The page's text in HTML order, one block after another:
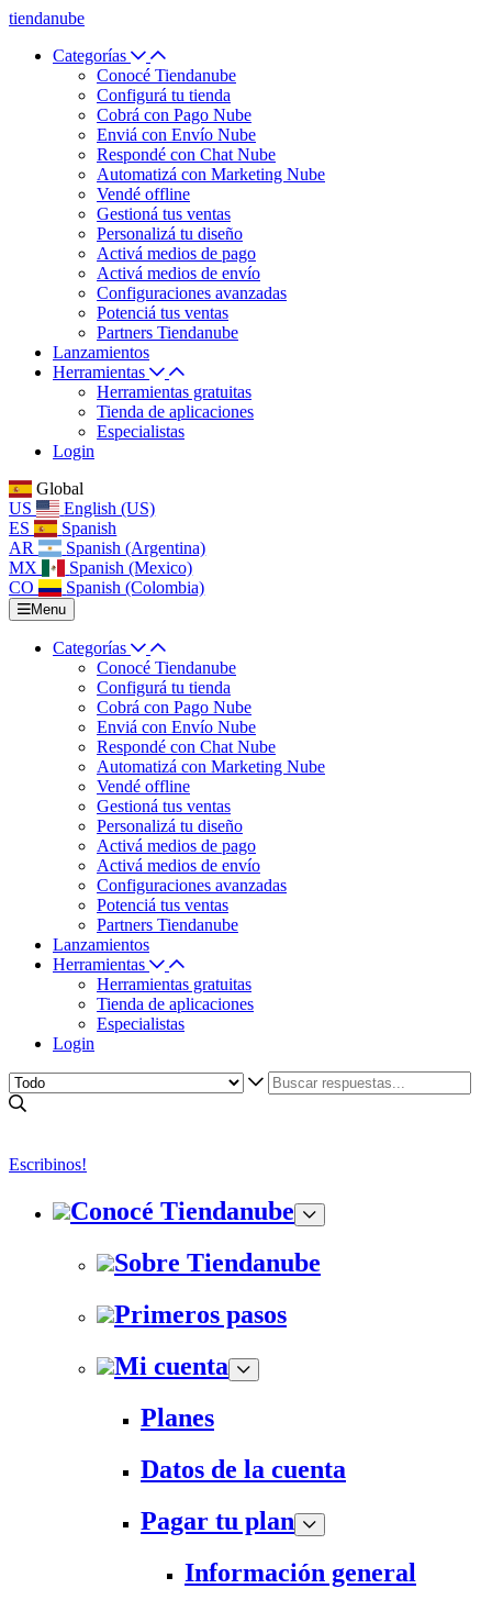
tiendanube
Categorías
Conocé Tiendanube
Configurá tu tienda
Cobrá con Pago Nube
Enviá con Envío Nube
Respondé con Chat Nube
Automatizá con Marketing Nube
Vendé offline
Gestioná tus ventas
Personalizá tu diseño
Activá medios de pago
Activá medios de envío
Configuraciones avanzadas
Potenciá tus ventas
Partners Tiendanube
Lanzamientos
Herramientas
Herramientas gratuitas
Tienda de aplicaciones
Especialistas
Login
Global
US
English (US)
ES
Spanish
AR
Spanish (Argentina)
MX
Spanish (Mexico)
CO
Spanish (Colombia)
Menu
Categorías
Conocé Tiendanube
Configurá tu tienda
Cobrá con Pago Nube
Enviá con Envío Nube
Respondé con Chat Nube
Automatizá con Marketing Nube
Vendé offline
Gestioná tus ventas
Personalizá tu diseño
Activá medios de pago
Activá medios de envío
Configuraciones avanzadas
Potenciá tus ventas
Partners Tiendanube
Lanzamientos
Herramientas
Herramientas gratuitas
Tienda de aplicaciones
Especialistas
Login
Escribinos!
Conocé Tiendanube
Sobre Tiendanube
Primeros pasos
Mi cuenta
Planes
Datos de la cuenta
Pagar tu plan
Información general